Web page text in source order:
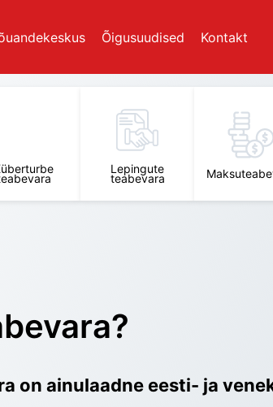
Õigusuudised Kontakt
Lepingute
teabevara
on ainulaadne eesti- ja